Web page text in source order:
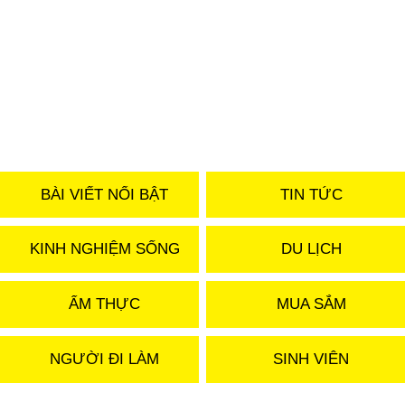
BÀI VIẾT NỔI BẬT TIN TỨC
KINH NGHIỆM SỐNG DU LỊCH
ẨM THỰC MUA SẮM
NGƯỜI ĐI LÀM SINH VIÊN